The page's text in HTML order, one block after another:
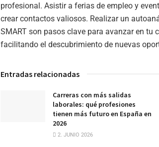
profesional. Asistir a ferias de empleo y
crear contactos valiosos. Realizar un
SMART son pasos clave para avanzar en tu
facilitando el descubrimiento de nuevas
Entradas relacionadas
Carreras con más salidas
laborales: qué profesiones
tienen más futuro en España en
2026
2. JUNIO 2026